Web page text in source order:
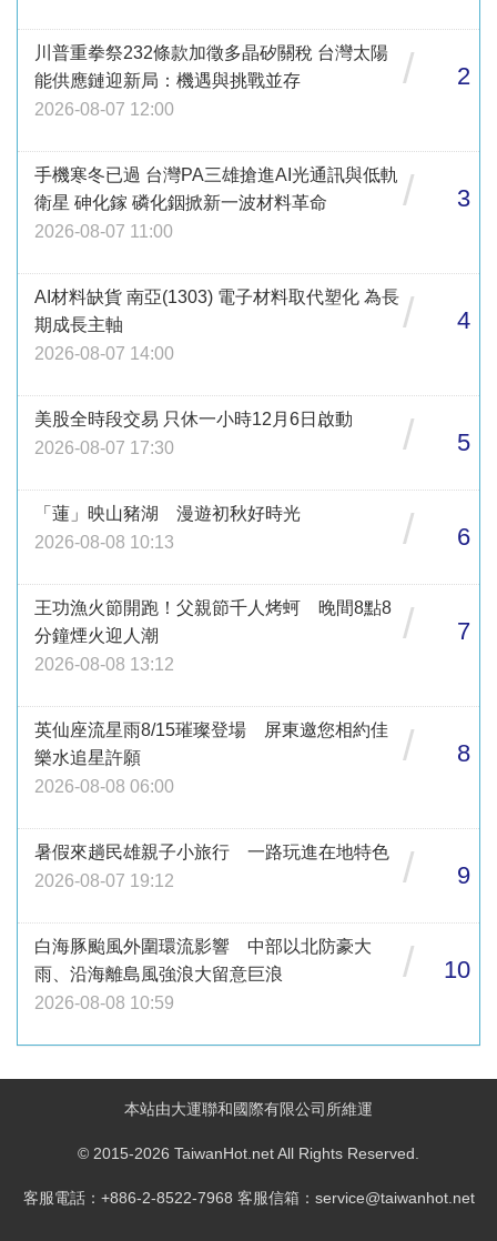
川普重拳祭232條款加徵多晶矽關稅 台灣太陽
能供應鏈迎新局：機遇與挑戰並存
2026-08-07 12:00
/ 2
手機寒冬已過 台灣PA三雄搶進AI光通訊與低軌
衛星 砷化鎵 磷化銦掀新一波材料革命
2026-08-07 11:00
/ 3
AI材料缺貨 南亞(1303) 電子材料取代塑化 為長
期成長主軸
2026-08-07 14:00
/ 4
美股全時段交易 只休一小時12月6日啟動
2026-08-07 17:30
/ 5
「蓮」映山豬湖 漫遊初秋好時光
2026-08-08 10:13
/ 6
王功漁火節開跑！父親節千人烤蚵 晚間8點8
分鐘煙火迎人潮
2026-08-08 13:12
/ 7
英仙座流星雨8/15璀璨登場 屏東邀您相約佳
樂水追星許願
2026-08-08 06:00
/ 8
暑假來趟民雄親子小旅行 一路玩進在地特色
2026-08-07 19:12
/ 9
白海豚颱風外圍環流影響 中部以北防豪大
雨、沿海離島風強浪大留意巨浪
2026-08-08 10:59
/ 10
本站由大運聯和國際有限公司所維運
© 2015-2026 TaiwanHot.net All Rights Reserved.
客服電話：+886-2-8522-7968 客服信箱：service@taiwanhot.net